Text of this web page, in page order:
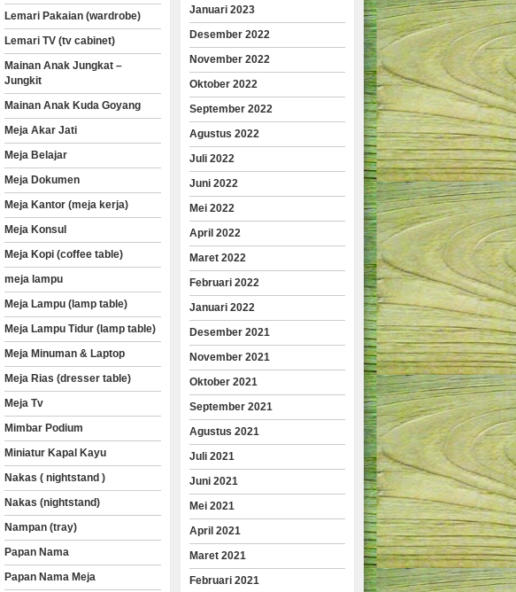
Lemari Pakaian (wardrobe)
Lemari TV (tv cabinet)
Mainan Anak Jungkat –
Jungkit
Mainan Anak Kuda Goyang
Meja Akar Jati
Meja Belajar
Meja Dokumen
Meja Kantor (meja kerja)
Meja Konsul
Meja Kopi (coffee table)
meja lampu
Meja Lampu (lamp table)
Meja Lampu Tidur (lamp table)
Meja Minuman & Laptop
Meja Rias (dresser table)
Meja Tv
Mimbar Podium
Miniatur Kapal Kayu
Nakas ( nightstand )
Nakas (nightstand)
Nampan (tray)
Papan Nama
Papan Nama Meja
Januari 2023
Desember 2022
November 2022
Oktober 2022
September 2022
Agustus 2022
Juli 2022
Juni 2022
Mei 2022
April 2022
Maret 2022
Februari 2022
Januari 2022
Desember 2021
November 2021
Oktober 2021
September 2021
Agustus 2021
Juli 2021
Juni 2021
Mei 2021
April 2021
Maret 2021
Februari 2021